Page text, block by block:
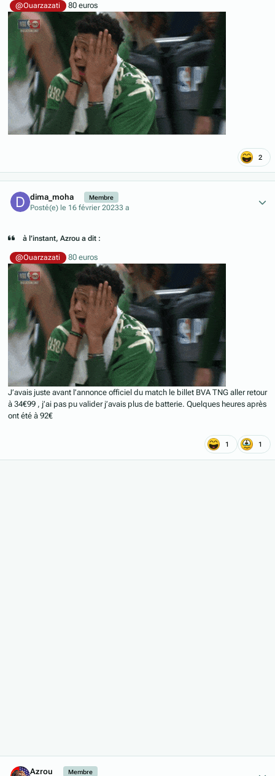
@Ouarzazati 80 euros
2
dima_moha Membre
Posté(e) le 16 février 20233 a
à l’instant, Azrou a dit :
@Ouarzazati 80 euros
J’avais juste avant l’annonce officiel du match le billet BVA TNG aller retour
à 34€99 , j’ai pas pu valider j’avais plus de batterie. Quelques heures après
ont été à 92€
1 1
Azrou Membre